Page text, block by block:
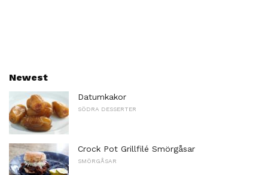
Newest
Datumkakor
SÖDRA DESSERTER
Crock Pot Grillfilé Smörgåsar
SMÖRGÅSAR